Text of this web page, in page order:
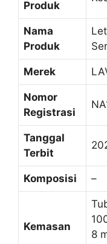
Produk
Nama
Produk
Merek
Nomor
Registrasi
Tanggal
Terbit
Komposisi –
Kemasan
8